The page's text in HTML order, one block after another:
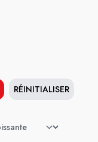
RÉINITIALISER